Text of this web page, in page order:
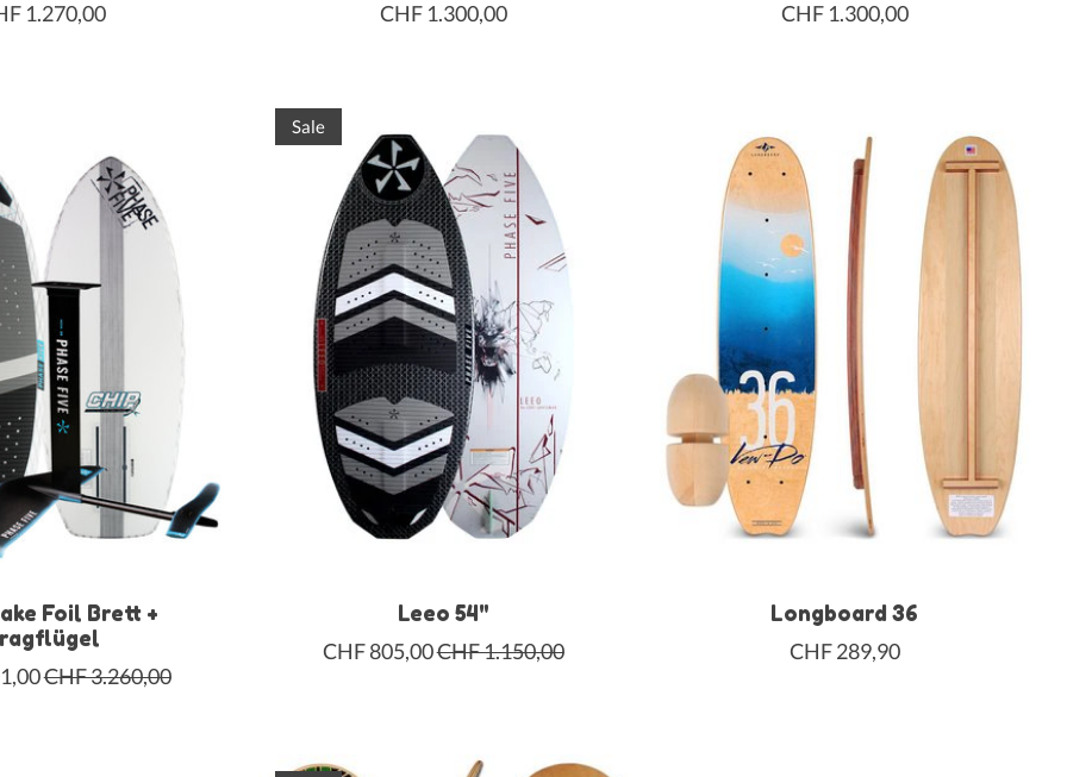
1.270,00
CHF 1.300,00
CHF 1.300,00
Foil Brett +
CHF 3.260,00
Sale
Leeo 54"
CHF 805,00CHF 1.150,00
Longboard 36
CHF 289,90